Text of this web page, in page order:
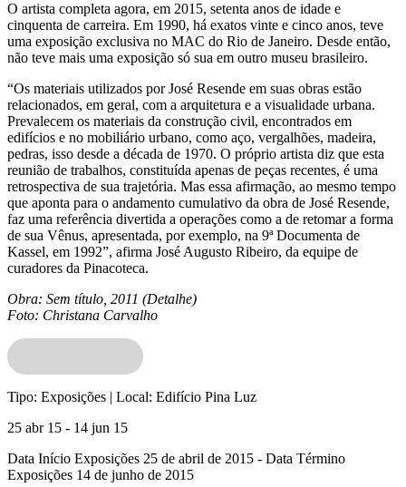
O artista completa agora, em 2015, setenta anos de idade e
cinquenta de carreira. Em 1990, há exatos vinte e cinco anos, teve
uma exposição exclusiva no MAC do Rio de Janeiro. Desde então,
não teve mais uma exposição só sua em outro museu brasileiro.
“Os materiais utilizados por José Resende em suas obras estão
relacionados, em geral, com a arquitetura e a visualidade urbana.
Prevalecem os materiais da construção civil, encontrados em
edifícios e no mobiliário urbano, como aço, vergalhões, madeira,
pedras, isso desde a década de 1970. O próprio artista diz que esta
reunião de trabalhos, constituída apenas de peças recentes, é uma
retrospectiva de sua trajetória. Mas essa afirmação, ao mesmo tempo
que aponta para o andamento cumulativo da obra de José Resende,
faz uma referência divertida a operações como a de retomar a forma
de sua Vênus, apresentada, por exemplo, na 9ª Documenta de
Kassel, em 1992”, afirma José Augusto Ribeiro, da equipe de
curadores da Pinacoteca.
Obra: Sem título, 2011 (Detalhe)
Foto: Christana Carvalho
Tipo: Exposições | Local: Edifício Pina Luz
25 abr 15 - 14 jun 15
Data Início Exposições 25 de abril de 2015 - Data Término
Exposições 14 de junho de 2015